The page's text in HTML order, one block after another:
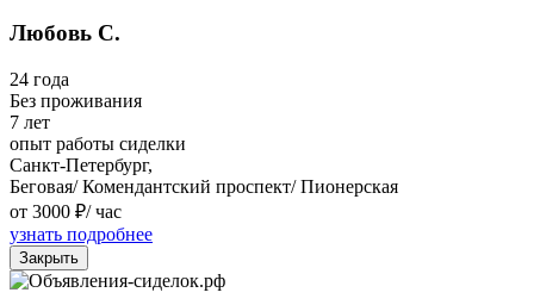
Любовь С.
24 года
Без проживания
7 лет
опыт работы сиделки
Санкт-Петербург,
Беговая/ Комендантский проспект/ Пионерская
от 3000 ₽/час
узнать подробнее
Закрыть